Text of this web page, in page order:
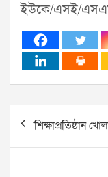
ইউকে/এসই/
Post
navigation
শিক্ষাপ্রতিষ্ঠান